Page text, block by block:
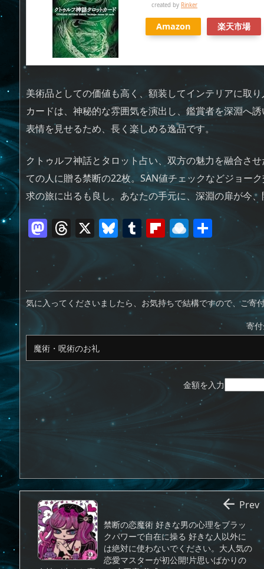
created by Rinker
Amazon 楽天市場
美術品としての価値も高く、額装してインテリアに取
カードは、神秘的な雰囲気を演出し、鑑賞者を深淵へ
表情を見せるため、長く楽しめる逸品です。
クトゥルフ神話とタロット占い、双方の魅力を融合さ
ての人に贈る禁断の22枚。SAN値チェックなどジョー
求の旅に出るも良し。あなたの手元に、深淵の扉が今
M
st
o
d
n
T
a
d
X Bl
u
sk
y
T
u
m
bl
r
Fl
o
ar
R
ai
n
d
ro
io
共
有
気に入ってくださいましたら、お気持ちで結構ですので、ご寄
寄
金額を入力
禁断の恋魔術 好きな男の心理をブラッ
クパワーで自在に操る 好きな人以外に
は絶対に使わないでください。大人気の
恋愛マスターが初公開!片思いばかりの
 Prev